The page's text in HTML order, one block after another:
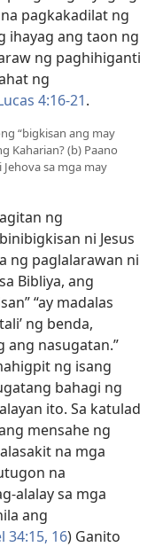
pagkakadilat ng
ihayag ang taon ng
ng paghihiganti
ng
4:16-21.
“bigkisan ang may
Kaharian? (b) Paano
sa mga may
ng
ni Jesus
ng paglalarawan ni
Bibliya, ang
“ay madalas
ng benda,
nasugatan.”
ng isang
bahagi ng
ito. Sa katulad
mensahe ng
na mga
na
alalay sa mga
ang
34:15, 16) Ganito